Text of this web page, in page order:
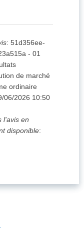
: 51d356ee-
- 01
de marché
ordinaire
06/2026 10:50
l'avis en
disponible: